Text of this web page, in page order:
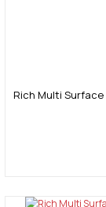
Rich Multi Surface